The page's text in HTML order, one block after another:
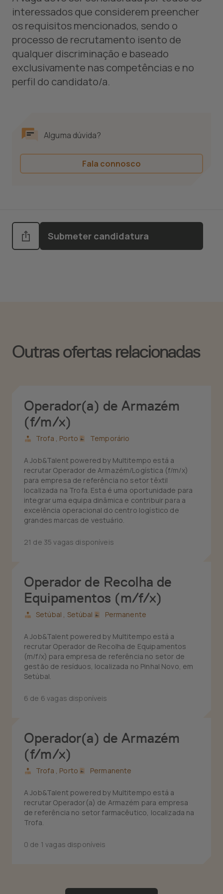
interessados que considerem preencher
os requisitos mencionados, sendo o
processo de recrutamento isento de
qualquer discriminação e baseado
exclusivamente nas competências e no
perfil do candidato/a.
Alguma dúvida?
Fala connosco
Submeter candidatura
Outras ofertas relacionadas
Operador(a) de Armazém
(f/m/x)
Trofa , Porto Temporário
A Job&Talent powered by Multitempo está a
recrutar Operador de Armazém/Logística (f/m/x)
para empresa de referência no setor têxtil
localizada na Trofa. Esta é uma oportunidade para
integrar uma equipa dinâmica e contribuir para a
excelência operacional do centro logístico de
grandes marcas de vestuário.
21 de 35 vagas disponíveis
Operador de Recolha de
Equipamentos (m/f/x)
Setúbal , Setúbal Permanente
A Job&Talent powered by Multitempo está a
recrutar Operador de Recolha de Equipamentos
(m/f/x) para empresa de referência no setor de
gestão de resíduos, localizada no Pinhal Novo, em
Setúbal.
6 de 6 vagas disponíveis
Operador(a) de Armazém
(f/m/x)
Trofa , Porto Permanente
A Job&Talent powered by Multitempo está a
recrutar Operador(a) de Armazém para empresa
de referência no setor farmacêutico, localizada na
Trofa.
0 de 1 vagas disponíveis